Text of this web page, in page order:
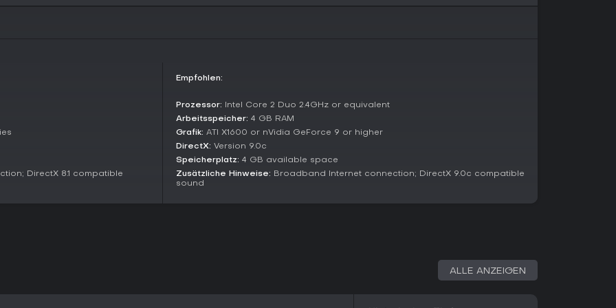
von Missionen im eigenen Tempo, um Selbstvertrauen fürs Multiplayer
aufzubauen.
Das Spiel erhält laufende Updates, darunter ein Highlight-Patch im Februar 2026
mit Features wie explodierenden Fässern, die Gaswolken freisetzen und nahe
Spieler beeinflussen - für neue strategische Tiefe. Frühere Patches haben
DirectX 8.1 compatible
Empfohlen:
Prozessor: Intel Core 2 Duo 2.4GHz or equivalent
Arbeitsspeicher: 4 GB RAM
Grafik: ATI X1600 or nVidia GeForce 9 or higher
DirectX: Version 9.0c
Speicherplatz: 4 GB available space
Zusätzliche Hinweise: Broadband Internet connection; DirectX 9.0c compatible
sound
ALLE ANZEIGEN